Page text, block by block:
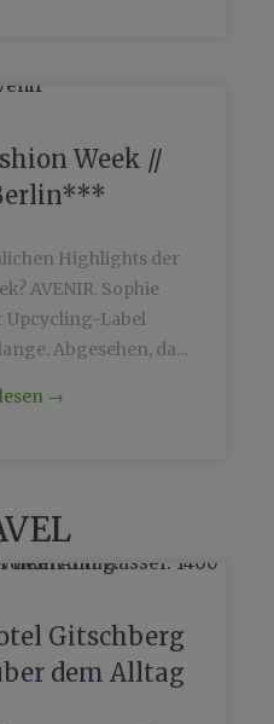
Week //
Highlights der
AVENIR. Sophie
Upcycling-Label
Abgesehen, da...
→
Gitschberg
dem Alltag